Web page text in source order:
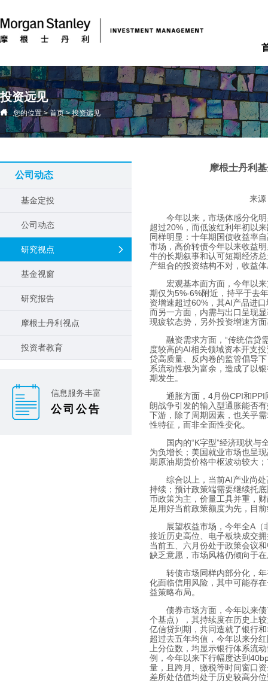
投资远见
您的位置>首页>投资远见
公司动态
基金定投
公司动态
研究视点
基金视窗
研究报告
摩根士丹利视点
投资者教育
信息服务丰富
公司公告
摩根士丹利
来源
今年以来，市场体感分化
超过20% ，而低波红利年初以
同样明显：十年期国债收益率
市场，高价转债今年以来收益
牛的长期叙事和认可短期经济
产组合的投资结构不对，收益
宏观基本面方面，今年以
期仅为5%-6%附近，持平于去
资增速超过60% ，其AI产品进
而另一方面，内需与出口呈现显
现疲软态势，另外投资增速方
融资需求方面，“传统信贷
度较高的AI相关领域资本开支
贷高质量、反内卷的监管倡导
系流动性极为富余，造成了以
期发生。
通胀方面， 4月份CPI和PPI
朗战争引发的输入型通胀能否
下游，除了周期因素，也关乎
性特征，而非全面性变化。
国内的“K字型”经济现状与
为负增长；美国就业市场也呈
期原油期货价格中枢波动较大
综合以上，当前AI产业尚
持续；预计政策端需要继续托
币政策为主，价量工具并重，
足用好当前政策额度为先，目
展望权益市场，今年全A
接近历史高位、电子板块成交
当前五、六月份处于政策会议
缺乏意愿，市场风格仍倾向于
转债市场同样内部分化，
化面临信用风险，其中可能存
益策略布局。
债券市场方面，今年以来
个基点），其持续度在历史上
亿信贷到期，共同造就了银行
超过去五年均值，今年以来分
上分位数，均显示银行体系流
例，今年以来下行幅度达到
量，且跨月、缴税等时间窗口
差所处估值均处于历史较高分